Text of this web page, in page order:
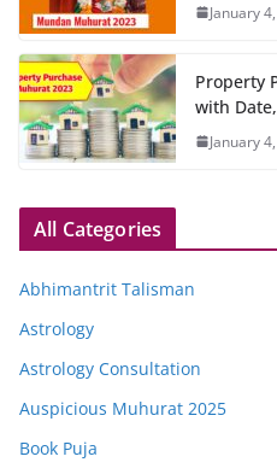
January
Property
with
January
All Categories
Abhimantrit Talisman
Astrology
Astrology Consultation
Auspicious Muhurat 2025
Book Puja